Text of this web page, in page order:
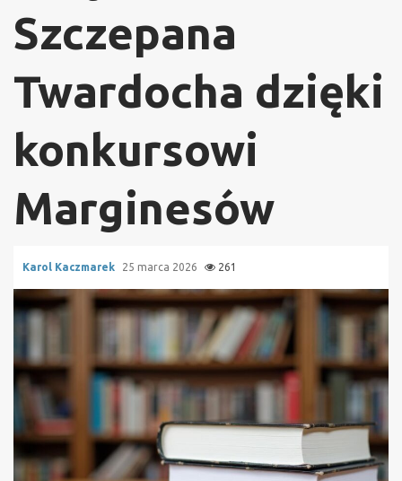
Szczepana
Twardocha dzięki
konkursowi
Marginesów
Karol Kaczmarek 25 marca 2026 261